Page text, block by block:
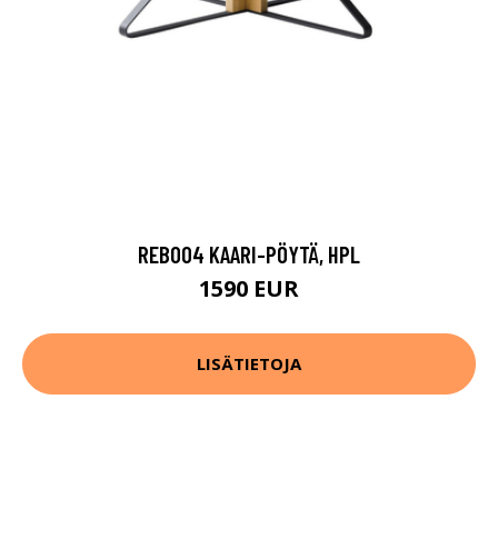
REB004 KAARI-PÖYTÄ, HPL
1590 EUR
LISÄTIETOJA